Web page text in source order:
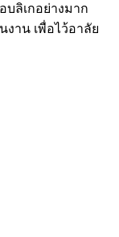
ลิเกอย่างมาก
าน เพื่อไว้อาลัย